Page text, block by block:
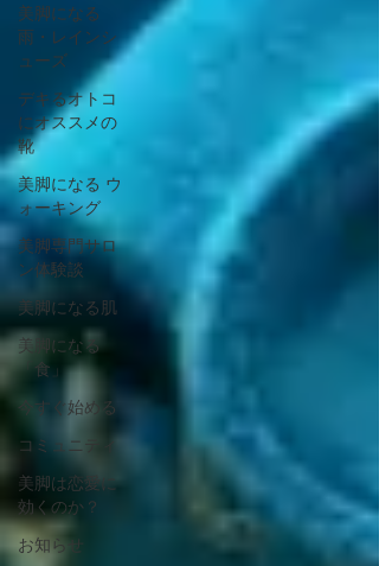
美脚になる
雨・レインシ
ューズ
デキるオトコ
にオススメの
靴
美脚になる ウ
ォーキング
美脚専門サロ
ン体験談
美脚になる肌
美脚になる
「食」
今すぐ始める
コミュニティ
美脚は恋愛に
効くのか？
お知らせ